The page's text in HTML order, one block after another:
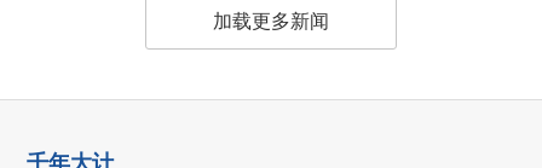
加载更多新闻
千年大计